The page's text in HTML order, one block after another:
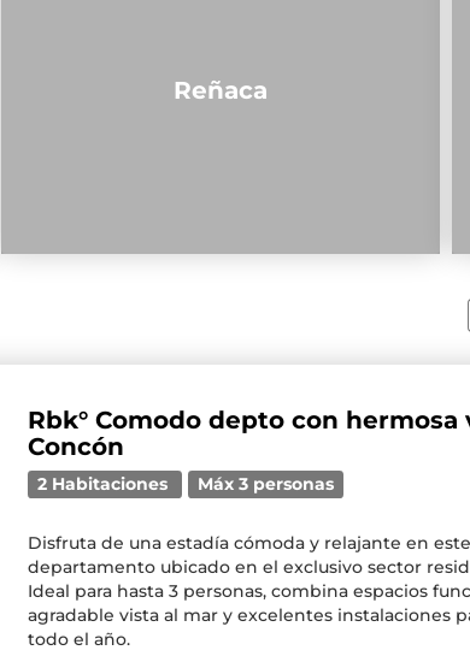
Reñaca
Rbk° Comodo depto con hermosa
Concón
2 Habitaciones Máx 3 personas
Disfruta de una estadía cómoda y relajante en
departamento ubicado en el exclusivo sector
Ideal para hasta 3 personas, combina espacios
agradable vista al mar y excelentes instalaciones
todo el año.